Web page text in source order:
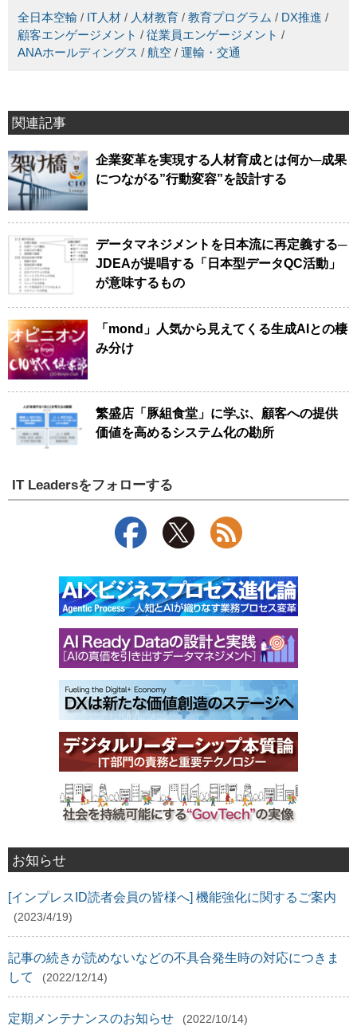
全日本空輸 / IT人材 / 人材教育 / 教育プログラム / DX推進 /
顧客エンゲージメント / 従業員エンゲージメント /
ANAホールディングス / 航空 / 運輸・交通
関連記事
企業変革を実現する人材育成とは何か─成果
につながる”行動変容”を設計する
データマネジメントを日本流に再定義する─
JDEAが提唱する「日本型データQC活動」
が意味するもの
「mond」人気から見えてくる生成AIとの棲
み分け
繁盛店「豚組食堂」に学ぶ、顧客への提供
価値を高めるシステム化の勘所
IT Leadersをフォローする
お知らせ
[インプレスID読者会員の皆様へ] 機能強化に関するご案内
(2023/4/19)
記事の続きが読めないなどの不具合発生時の対応につきま
して
(2022/12/14)
定期メンテナンスのお知らせ (2022/10/14)